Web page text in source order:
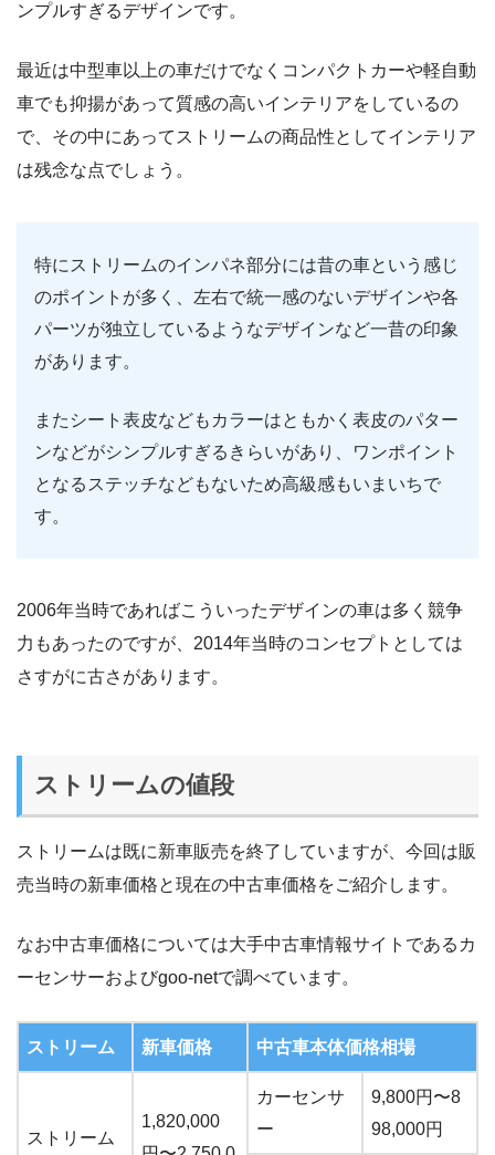
ンプルすぎるデザインです。
最近は中型車以上の車だけでなくコンパクトカーや軽自動
車でも抑揚があって質感の高いインテリアをしているの
で、その中にあってストリームの商品性としてインテリア
は残念な点でしょう。
特にストリームのインパネ部分には昔の車という感じ
のポイントが多く、左右で統一感のないデザインや各
パーツが独立しているようなデザインなど一昔の印象
があります。
またシート表皮などもカラーはともかく表皮のパター
ンなどがシンプルすぎるきらいがあり、ワンポイント
となるステッチなどもないため高級感もいまいちで
す。
2006年当時であればこういったデザインの車は多く競争
力もあったのですが、2014年当時のコンセプトとしては
さすがに古さがあります。
ストリームの値段
ストリームは既に新車販売を終了していますが、今回は販
売当時の新車価格と現在の中古車価格をご紹介します。
なお中古車価格については大手中古車情報サイトであるカ
ーセンサーおよびgoo-netで調べています。
ストリーム 新車価格 中古車本体価格相場
ストリーム
1,820,000
カーセンサ
ー
9,800円〜8
98,000円